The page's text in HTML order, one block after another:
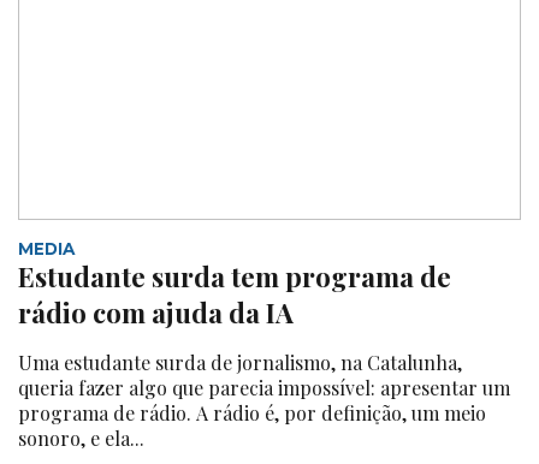
MEDIA
Estudante surda tem programa de
rádio com ajuda da IA
Uma estudante surda de jornalismo, na Catalunha,
queria fazer algo que parecia impossível: apresentar um
programa de rádio. A rádio é, por definição, um meio
sonoro, e ela...